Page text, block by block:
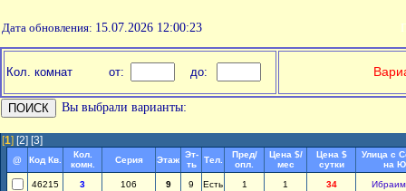
Дата обновления: 15.07.2026 12:00:23
Кол. комнат от: до:
Вы выбрали варианты:
[1] [2] [3]
@ Код Кв.
Кол.
комн.
Серия Этаж
Эт-
ть
Тел.
Пред/
опл.
Цена $/
мес
Цена $
сутки
Улица с
на
46215
3 106 9 9 Есть 1 1 34